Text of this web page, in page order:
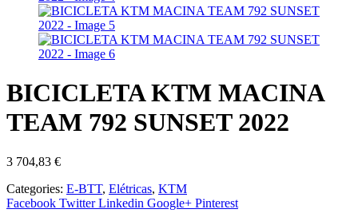
BICICLETA KTM MACINA
TEAM 792 SUNSET 2022
3 704,83 €
Categories: E-BTT, Elétricas, KTM
Facebook Twitter Linkedin Google+ Pinterest